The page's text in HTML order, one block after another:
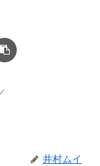
井村ムイ